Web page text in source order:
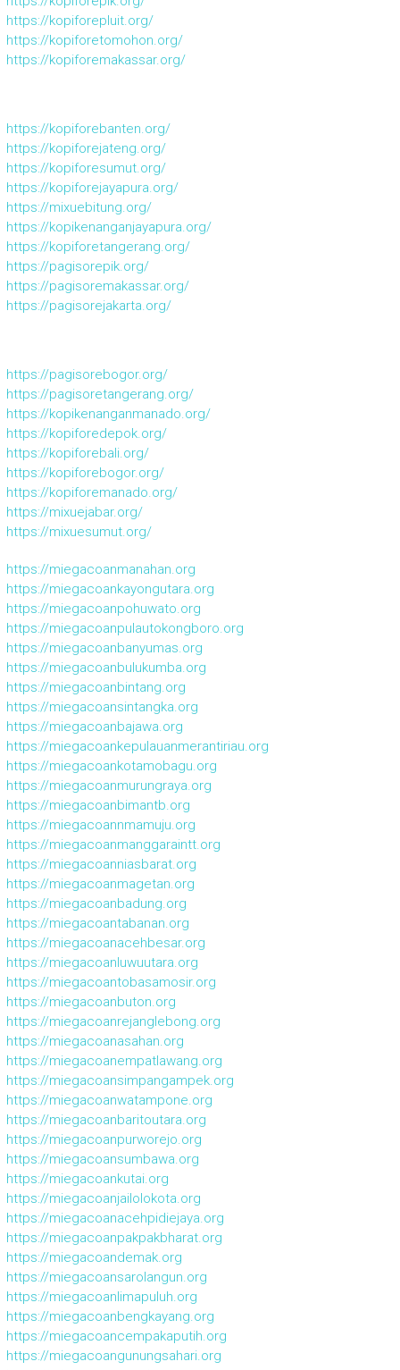
https://kopiforepluit.org/
https://kopiforetomohon.org/
https://kopiforemakassar.org/
https://kopiforebanten.org/
https://kopiforejateng.org/
https://kopiforesumut.org/
https://kopiforejayapura.org/
https://mixuebitung.org/
https://kopikenanganjayapura.org/
https://kopiforetangerang.org/
https://pagisorepik.org/
https://pagisoremakassar.org/
https://pagisorejakarta.org/
https://pagisorebogor.org/
https://pagisoretangerang.org/
https://kopikenanganmanado.org/
https://kopiforedepok.org/
https://kopiforebali.org/
https://kopiforebogor.org/
https://kopiforemanado.org/
https://mixuejabar.org/
https://mixuesumut.org/
https://miegacoanmanahan.org
https://miegacoankayongutara.org
https://miegacoanpohuwato.org
https://miegacoanpulautokongboro.org
https://miegacoanbanyumas.org
https://miegacoanbulukumba.org
https://miegacoanbintang.org
https://miegacoansintangka.org
https://miegacoanbajawa.org
https://miegacoankepulauanmerantiriau.org
https://miegacoankotamobagu.org
https://miegacoanmurungraya.org
https://miegacoanbimantb.org
https://miegacoannmamuju.org
https://miegacoanmanggaraintt.org
https://miegacoanniasbarat.org
https://miegacoanmagetan.org
https://miegacoanbadung.org
https://miegacoantabanan.org
https://miegacoanacehbesar.org
https://miegacoanluwuutara.org
https://miegacoantobasamosir.org
https://miegacoanbuton.org
https://miegacoanrejanglebong.org
https://miegacoanasahan.org
https://miegacoanempatlawang.org
https://miegacoansimpangampek.org
https://miegacoanwatampone.org
https://miegacoanbaritoutara.org
https://miegacoanpurworejo.org
https://miegacoansumbawa.org
https://miegacoankutai.org
https://miegacoanjailolokota.org
https://miegacoanacehpidiejaya.org
https://miegacoanpakpakbharat.org
https://miegacoandemak.org
https://miegacoansarolangun.org
https://miegacoanlimapuluh.org
https://miegacoanbengkayang.org
https://miegacoancempakaputih.org
https://miegacoangunungsahari.org